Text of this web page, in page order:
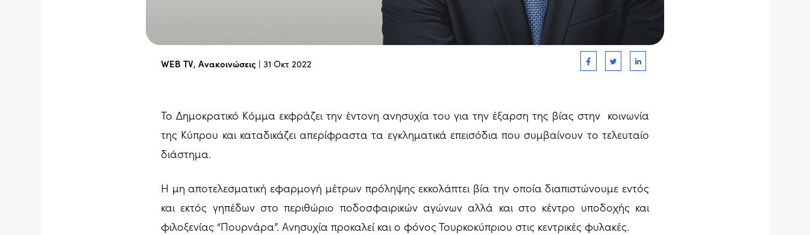
WEB TV, Ανακοινώσεις | 31 Οκτ 2022
Το Δημοκρατικό Κόμμα εκφράζει την έντονη ανησυχία του για την έξαρση της βίας στην κοινωνία
της Κύπρου και καταδικάζει απερίφραστα τα εγκληματικά επεισόδια που συμβαίνουν το τελευταίο
διάστημα.
Η μη αποτελεσματική εφαρμογή μέτρων πρόληψης εκκολάπτει βία την οποία διαπιστώνουμε εντός
και εκτός γηπέδων στο περιθώριο ποδοσφαιρικών αγώνων αλλά και στο κέντρο υποδοχής και
φιλοξενίας “Πουρνάρα”. Ανησυχία προκαλεί και ο φόνος Τουρκοκύπριου στις κεντρικές φυλακές.